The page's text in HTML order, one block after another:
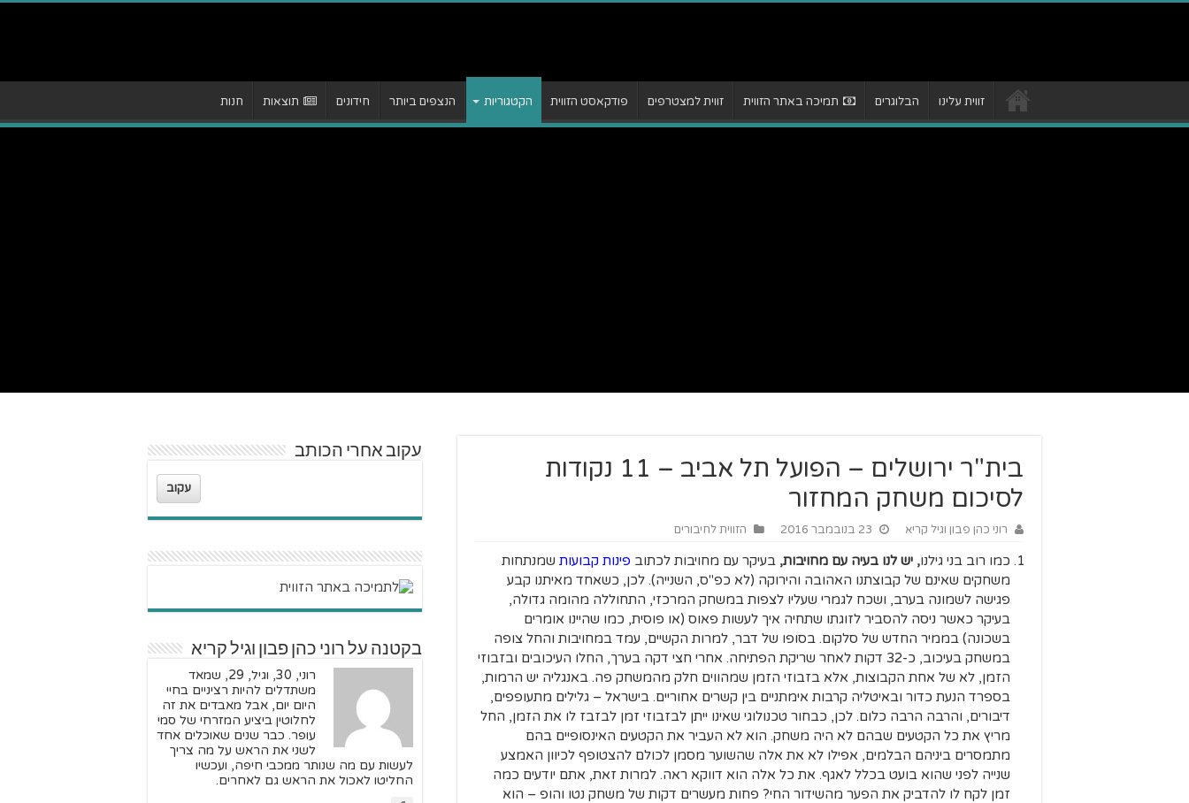
זווית עלינו הבלוגרים תמיכה באתר הזווית זווית למצטרפים פודקאסט הזווית הקטגוריות הנצפים ביותר חידונים תוצאות חנות
בית"ר ירושלים – הפועל תל אביב – 11 נקודות
לסיכום משחק המחזור
רוני כהן פבון וגיל קריא 23 בנובמבר 2016 הזווית לחיבורים
כמו רוב בני גילנו, יש לנו בעיה עם מחויבות, בעיקר עם מחויבות לכתוב פינות קבועות שמנתחות
משחקים שאינם של קבוצתנו האהובה והירוקה (לא כפ"ס, השנייה). לכן, כשאחד מאיתנו קבע
פגישה לשמונה בערב, ושכח לגמרי שעליו לצפות במשחק המרכזי, התחוללה מהומה גדולה,
בעיקר כאשר ניסה להסביר לזוגתו שתחיה איך לעשות פאוס (או פוסית, כמו שהיינו אומרים
בשכונה) בממיר החדש של סלקום. בסופו של דבר, למרות הקשיים, עמד במחויבות והחל צופה
במשחק בעיכוב, כ-32 דקות לאחר שריקת הפתיחה. אחרי חצי דקה בערך, החלו העיכובים ובזבוזי
הזמן, לא של אחת הקבוצות, אלא בזבוזי הזמן שמהווים חלק מהמשחק פה. באנגליה יש הרמות,
בספרד הנעת כדור ובאיטליה קרבות אימתניים בין קשרים אחוריים. בישראל – גלילים מתעופפים,
דיבורים, והרבה הרבה כלום. לכן, כבחור טכנולוגי שאינו ייתן לבזבוזי זמן לבזבז לו את הזמן, החל
מריץ את כל הקטעים שבהם לא היה משחק. הוא לא העביר את הקטעים האינסופיים בהם
מתמסרים ביניהם הבלמים, אפילו לא את אלה שהשוער מסמן לכולם להצטופף לכיוון האמצע
שנייה לפני שהוא בועט בכלל לאגף. את כל אלה הוא דווקא ראה. למרות זאת, אתם יודעים כמה
זמן לקח לו להדביק את הפער מהשידור החי? פחות מעשרים דקות של משחק נטו והופ – הוא
עקוב אחרי הכותב
עקוב
בקטנה על רוני כהן פבון וגיל קריא
רוני, 30, וגיל, 29, שמאד
משתדלים להיות רציניים בחיי
היום יום, אבל מאבדים את זה
לחלוטין ביציע המזרחי של סמי
עופר. כבר שנים שאוכלים אחד
לשני את הראש על מה צריך
לעשות עם מה שנותר ממכבי חיפה, ועכשיו
החליטו לאכול את הראש גם לאחרים.